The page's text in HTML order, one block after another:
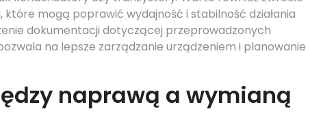
mogą poprawić wydajność i stabilność działania
dokumentacji dotyczącej przeprowadzonych
na lepsze zarządzanie urządzeniem i planowanie
naprawą a wymianą